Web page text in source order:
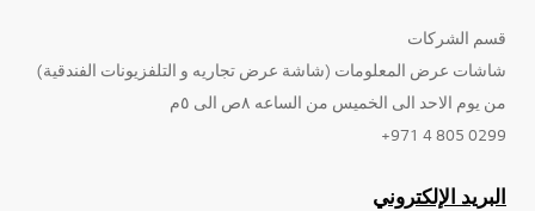
قسم الشركات
شاشات عرض المعلومات (شاشة عرض تجاريه و التلفزيونات الفندقية)
من يوم الاحد الى الخميس من الساعه ٨ص الى ٥م
0299 805 4 971+
البريد الإلكتروني